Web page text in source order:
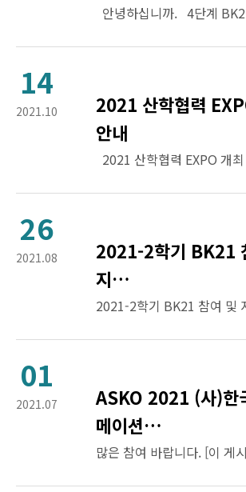
14
2021.10
2021 산학협력
안내
26
2021.08
2021-2학기 BK21
지…
01
2021.07
ASKO 2021 (사)한
메이션…